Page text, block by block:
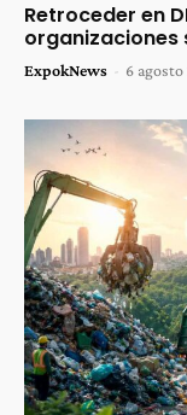
Retroceder en
organizaciones
ExpokNews - 6